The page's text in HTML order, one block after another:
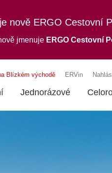
nově ERGO Cestovní
jmenuje ERGO Cestovní
Blízkém východě ERVin
Jednorázové